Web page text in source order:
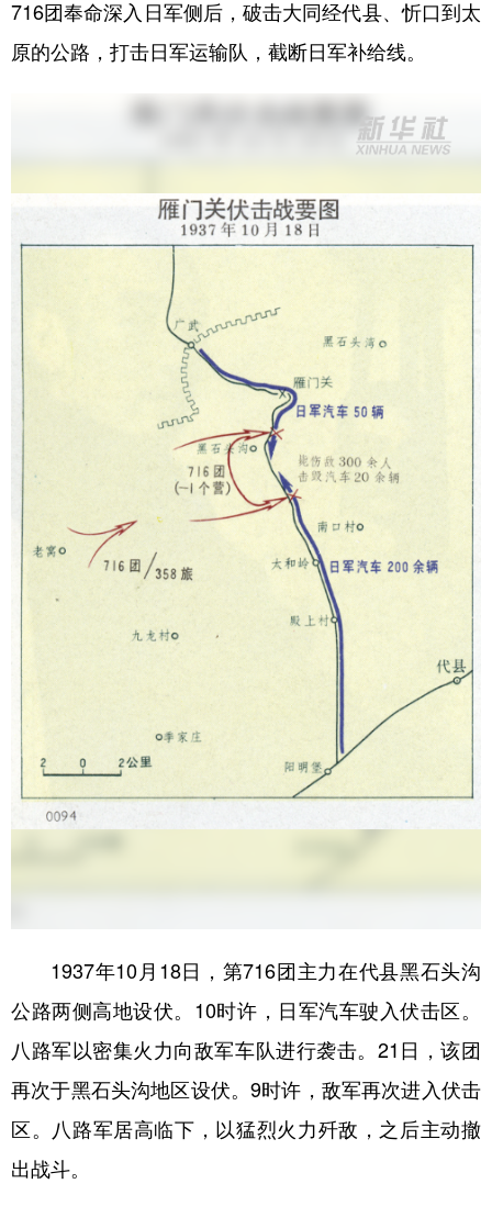
716团奉命深入日军侧后，破击大同经代县、忻口到太
原的公路，打击日军运输队，截断日军补给线。
1937年10月18日，第716团主力在代县黑石头沟
公路两侧高地设伏。10时许，日军汽车驶入伏击区。
八路军以密集火力向敌军车队进行袭击。21日，该团
再次于黑石头沟地区设伏。9时许，敌军再次进入伏击
区。八路军居高临下，以猛烈火力歼敌，之后主动撤
出战斗。